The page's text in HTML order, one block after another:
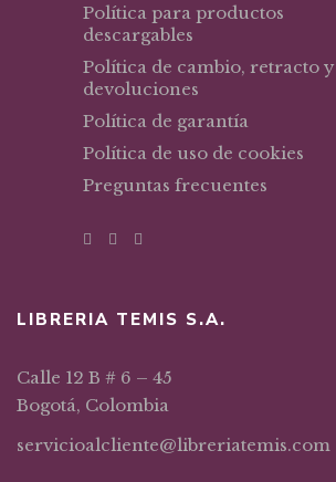
Política para productos
descargables
Política de cambio, retracto y
devoluciones
Política de garantía
Política de uso de cookies
Preguntas frecuentes
LIBRERIA TEMIS S.A.
Calle 12 B # 6 – 45
Bogotá, Colombia
servicioalcliente@libreriatemis.com